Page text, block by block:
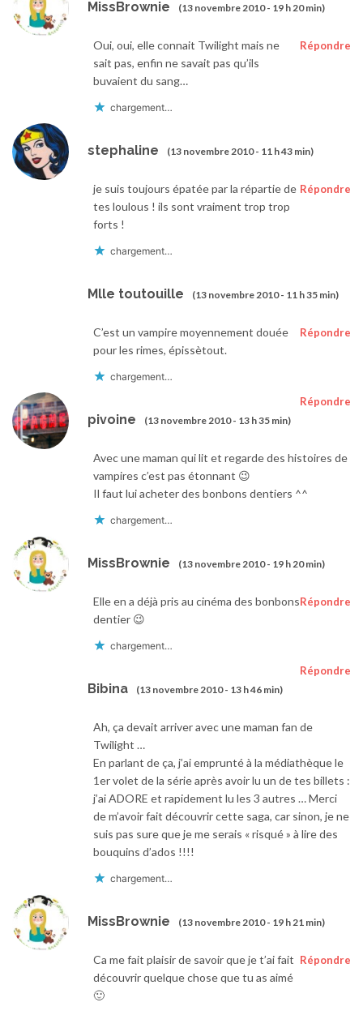
MissBrownie (13 novembre 2010 - 19 h 20 min)
Répondre
Oui, oui, elle connait Twilight mais ne
sait pas, enfin ne savait pas qu’ils
buvaient du sang…
chargement…
stephaline (13 novembre 2010 - 11 h 43 min)
Répondre
je suis toujours épatée par la répartie de
tes loulous ! ils sont vraiment trop trop
forts !
chargement…
Mlle toutouille (13 novembre 2010 - 11 h 35 min)
Répondre
C’est un vampire moyennement douée
pour les rimes, épissètout.
chargement…
pivoine (13 novembre 2010 - 13 h 35 min)
Répondre
Avec une maman qui lit et regarde des histoires de
vampires c’est pas étonnant 😉
Il faut lui acheter des bonbons dentiers ^^
chargement…
MissBrownie (13 novembre 2010 - 19 h 20 min)
Répondre
Elle en a déjà pris au cinéma des bonbons
dentier 😉
chargement…
Bibina (13 novembre 2010 - 13 h 46 min)
Répondre
Ah, ça devait arriver avec une maman fan de
Twilight …
En parlant de ça, j’ai emprunté à la médiathèque le
1er volet de la série après avoir lu un de tes billets :
j’ai ADORE et rapidement lu les 3 autres … Merci
de m’avoir fait découvrir cette saga, car sinon, je ne
suis pas sure que je me serais « risqué » à lire des
bouquins d’ados !!!!
chargement…
MissBrownie (13 novembre 2010 - 19 h 21 min)
Répondre
Ca me fait plaisir de savoir que je t’ai fait
découvrir quelque chose que tu as aimé
🙂